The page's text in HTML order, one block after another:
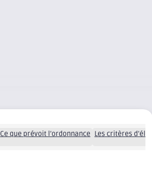
Ce que prévoit l’ordonnance Les critères